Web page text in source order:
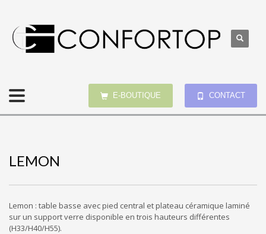
E-BOUTIQUE CONTACT
LEMON
Lemon : table basse avec pied central et plateau céramique laminé
sur un support verre disponible en trois hauteurs différentes
(H33/H40/H55).